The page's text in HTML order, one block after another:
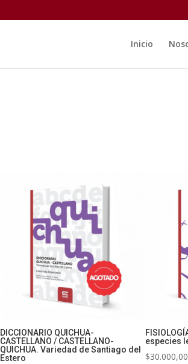
Inicio
DICCIONARIO QUICHUA-
CASTELLANO / CASTELLANO-
QUICHUA. Variedad de Santiago del
Estero
especies
$30.000,00